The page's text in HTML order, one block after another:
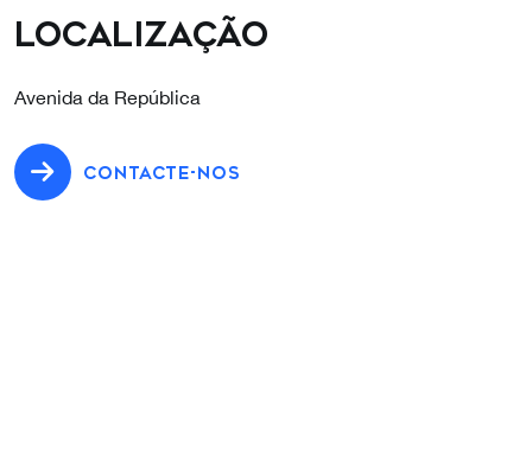
Localização
Avenida da República
CONTACTE-NOS